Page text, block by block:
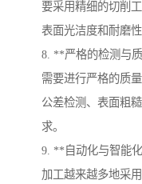
要采用精细的切削
表面光洁度和耐磨性
8. **严格的检测与
需要进行严格的质
公差检测、表面粗
求。
9. **自动化与智能
加工越来越多地采